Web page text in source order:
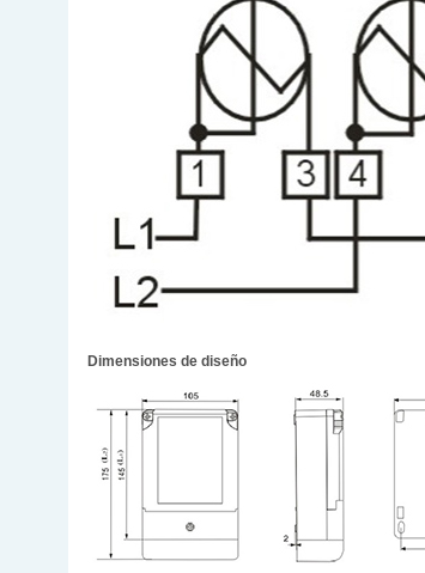
Dimensiones de diseño